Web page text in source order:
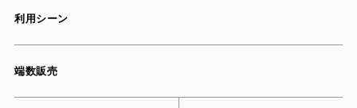
利用シーン
端数販売